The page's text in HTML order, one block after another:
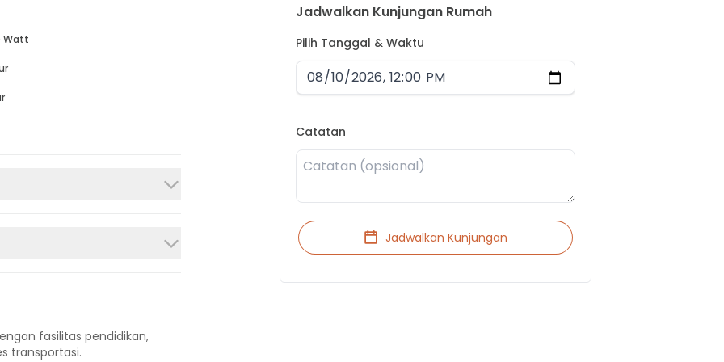
Watt
fasilitas pendidikan,
transportasi.
Jadwalkan Kunjungan Rumah
Pilih Tanggal & Waktu
Catatan
Jadwalkan Kunjungan